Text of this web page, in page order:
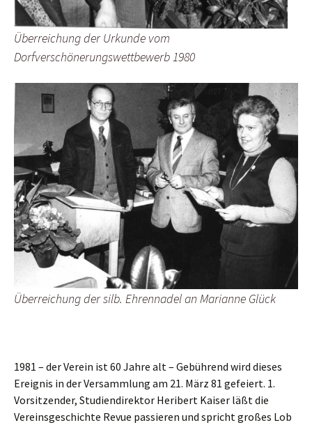
Überreichung der Urkunde vom
Dorfverschönerungswettbewerb 1980
Überreichung der silb. Ehrennadel an Marianne Glück
1981 – der Verein ist 60 Jahre alt – Gebührend wird dieses
Ereignis in der Versammlung am 21. März 81 gefeiert. 1.
Vorsitzender, Studiendirektor Heribert Kaiser läßt die
Vereinsgeschichte Revue passieren und spricht großes Lob